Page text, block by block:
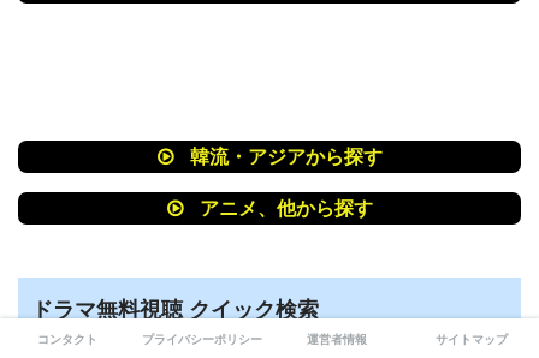
韓流・アジアから探す
アニメ、他から探す
ドラマ無料視聴 クイック検索
コンタクト プライバシーポリシー 運営者情報 サイトマップ